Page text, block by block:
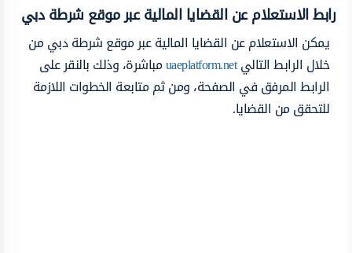
رابط الاستعلام عن القضايا المالية عبر موقع شرطة دبي ‏
يمكن الاستعلام عن القضايا المالية عبر موقع شرطة دبي ‏من
خلال الرابط التاليuaeplatform.netمباشرة، وذلك بالنقر على
الرابط المرفق في الصفحة، ومن ثم متابعة الخطوات اللازمة
للتحقق من القضايا.